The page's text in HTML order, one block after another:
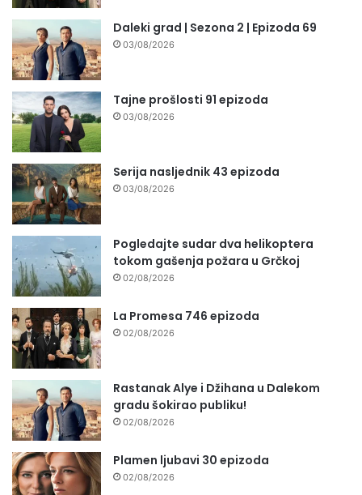
Daleki grad | Sezona 2 | Epizoda 69
03/08/2026
Tajne prošlosti 91 epizoda
03/08/2026
Serija nasljednik 43 epizoda
03/08/2026
Pogledajte sudar dva helikoptera
tokom gašenja požara u Grčkoj
02/08/2026
La Promesa 746 epizoda
02/08/2026
Rastanak Alye i Džihana u Dalekom
gradu šokirao publiku!
02/08/2026
Plamen ljubavi 30 epizoda
02/08/2026